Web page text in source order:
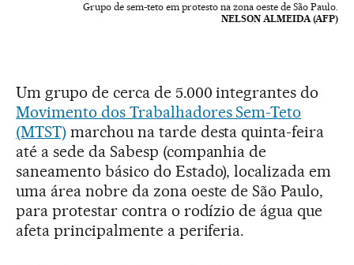
Grupo de sem-teto em protesto na zona oeste de São Paulo.
NELSON ALMEIDA (AFP)
Um grupo de cerca de 5.000 integrantes do
Movimento dos Trabalhadores Sem-Teto
(MTST) marchou na tarde desta quinta-feira
até a sede da Sabesp (companhia de
saneamento básico do Estado), localizada em
uma área nobre da zona oeste de São Paulo,
para protestar contra o rodízio de água que
afeta principalmente a periferia.